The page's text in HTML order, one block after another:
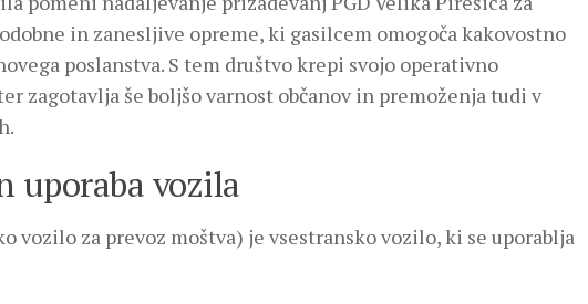
in zanesljive opreme, ki gasilcem omogoča kakovostno
poslanstva. S tem društvo krepi svojo operativno
zagotavlja še boljšo varnost občanov in premoženja tudi v
uporaba vozila
vozilo za prevoz moštva) je vsestransko vozilo, ki se uporablja